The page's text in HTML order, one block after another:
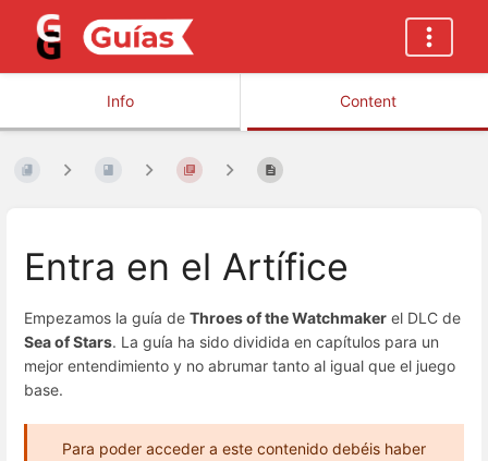
Info Content
Entra en el Artífice
Empezamos la guía de Throes of the Watchmaker el DLC de
Sea of Stars. La guía ha sido dividida en capítulos para un
mejor entendimiento y no abrumar tanto al igual que el juego
base.
Para poder acceder a este contenido debéis haber